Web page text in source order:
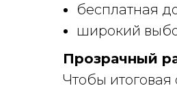
бесплатная
широкий
Прозрачный
Чтобы